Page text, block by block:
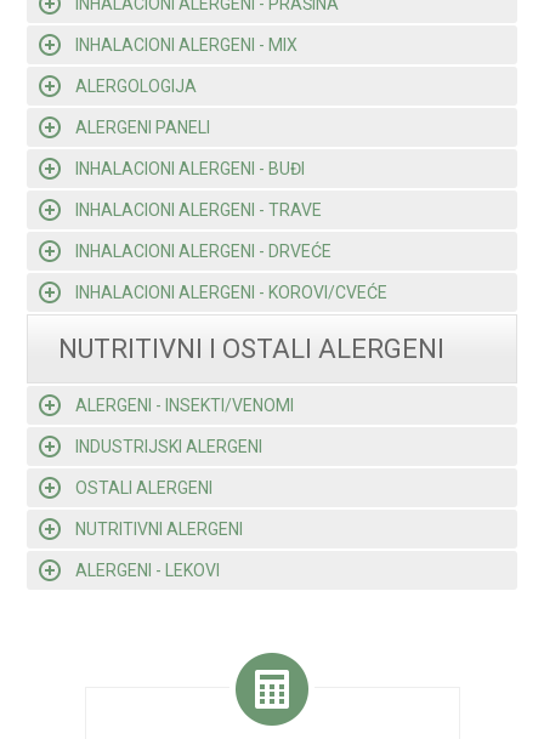
INHALACIONI ALERGENI - MIX
ALERGOLOGIJA
ALERGENI PANELI
INHALACIONI ALERGENI - BUĐI
INHALACIONI ALERGENI - TRAVE
INHALACIONI ALERGENI - DRVEĆE
INHALACIONI ALERGENI - KOROVI/CVEĆE
NUTRITIVNI I OSTALI ALERGENI
ALERGENI - INSEKTI/VENOMI
INDUSTRIJSKI ALERGENI
OSTALI ALERGENI
NUTRITIVNI ALERGENI
ALERGENI - LEKOVI